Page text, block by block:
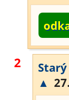
2
▲